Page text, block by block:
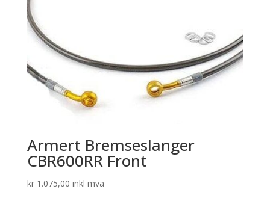
Armert Bremseslanger
CBR600RR Front
kr1.075,00 inkl mva